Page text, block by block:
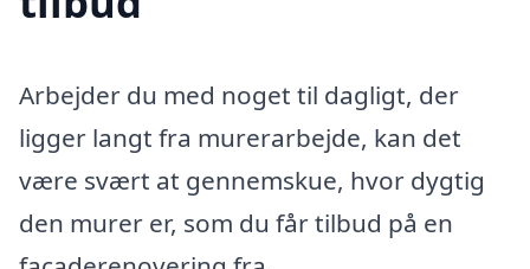
Arbejder du med noget til dagligt, der
ligger langt fra murerarbejde, kan det
være svært at gennemskue, hvor dygtig
den murer er, som du får tilbud på en